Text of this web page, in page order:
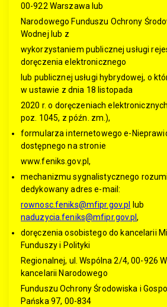
00-922 Warszawa lub
Narodowego Funduszu Ochrony
Wodnej lub z
wykorzystaniem publicznej usługi
doręczenia elektronicznego
lub publicznej usługi hybrydowej, o
w ustawie z dnia 18 listopada
2020 r. o doręczeniach
poz. 1045, z późn. zm.),
formularza internetowego e-
dostępnego na stronie
www.feniks.gov.pl,
mechanizmu sygnalistycznego
dedykowany adres e-mail:
rownosc.feniks@mfipr.gov.pl lub
naduzycia.feniks@mfipr.gov.pl,
doręczenia osobistego do kancelarii
Funduszy i Polityki
Regionalnej, ul. Wspólna 2/4, 00-926
kancelarii Narodowego
Funduszu Ochrony Środowiska i
Pańska 97, 00-834